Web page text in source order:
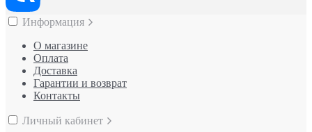
Информация
О магазине
Оплата
Доставка
Гарантии и возврат
Контакты
Личный кабинет